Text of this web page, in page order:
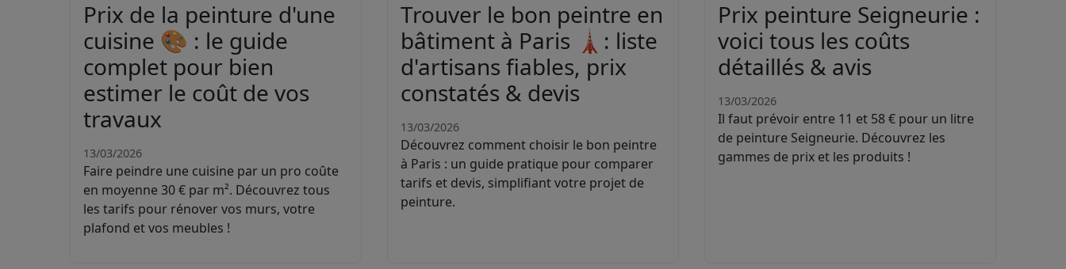
Prix de la peinture d'une
cuisine 🎨 : le guide
complet pour bien
estimer le coût de vos
travaux
13/03/2026
Faire peindre une cuisine par un pro coûte
en moyenne 30 € par m². Découvrez tous
les tarifs pour rénover vos murs, votre
plafond et vos meubles !
Trouver le bon peintre en
bâtiment à Paris 🗼: liste
d'artisans fiables, prix
constatés & devis
13/03/2026
Découvrez comment choisir le bon peintre
à Paris : un guide pratique pour comparer
tarifs et devis, simplifiant votre projet de
peinture.
Prix peinture Seigneurie :
voici tous les coûts
détaillés & avis
13/03/2026
Il faut prévoir entre 11 et 58 € pour un litre
de peinture Seigneurie. Découvrez les
gammes de prix et les produits !